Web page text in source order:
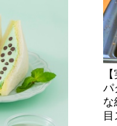
パ
な
目